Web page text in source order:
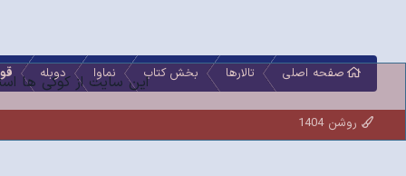
●۴- برای ملحق‌شدن به تیم دوبله، داشتن رنک و رنگ در انجمن‌های همکار مشکلی ایجاد نمی‌کند! صفحه اصلی تالارها بخش کتاب نماوا دوبله
روشن 1404
این سایت از کوکی ها